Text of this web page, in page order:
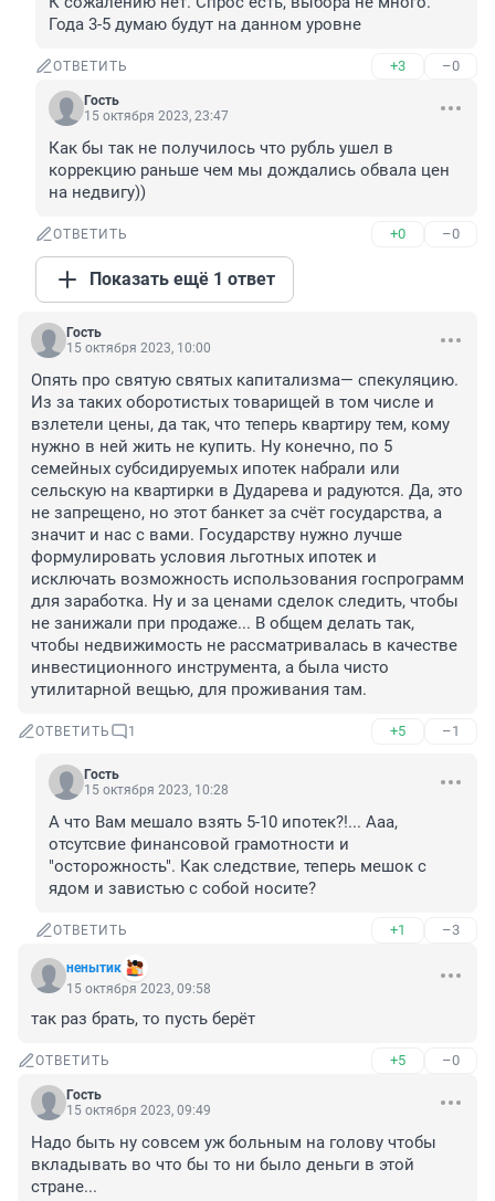
Года 3-5 думаю будут на данном уровне
ОТВЕТИТЬ +3 –0
Гость
15 октября 2023, 23:47
Как бы так не получилось что рубль ушел в
коррекцию раньше чем мы дождались обвала цен
на недвигу))
ОТВЕТИТЬ +0 –0
Показать ещё 1 ответ
Гость
15 октября 2023, 10:00
Опять про святую святых капитализма— спекуляцию.
Из за таких оборотистых товарищей в том числе и
взлетели цены, да так, что теперь квартиру тем, кому
нужно в ней жить не купить. Ну конечно, по 5
семейных субсидируемых ипотек набрали или
сельскую на квартирки в Дударева и радуются. Да, это
не запрещено, но этот банкет за счёт государства, а
значит и нас с вами. Государству нужно лучше
формулировать условия льготных ипотек и
исключать возможность использования госпрограмм
для заработка. Ну и за ценами сделок следить, чтобы
не занижали при продаже... В общем делать так,
чтобы недвижимость не рассматривалась в качестве
инвестиционного инструмента, а была чисто
утилитарной вещью, для проживания там.
ОТВЕТИТЬ 1 +5 –1
Гость
15 октября 2023, 10:28
А что Вам мешало взять 5-10 ипотек?!... Ааа,
отсутсвие финансовой грамотности и
"осторожность". Как следствие, теперь мешок с
ядом и завистью с собой носите?
ОТВЕТИТЬ +1 –3
ненытик
15 октября 2023, 09:58
так раз брать, то пусть берёт
ОТВЕТИТЬ +5 –0
Гость
15 октября 2023, 09:49
Надо быть ну совсем уж больным на голову чтобы
вкладывать во что бы то ни было деньги в этой
стране...